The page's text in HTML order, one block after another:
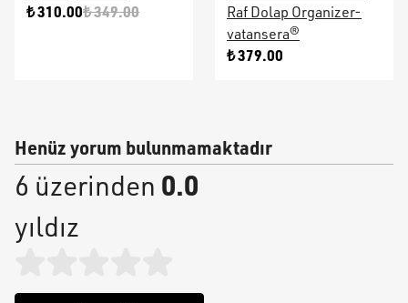
₺ 310.00₺ 349.00
Raf Dolap Organizer-
vatansera®
₺ 379.00
Henüz yorum bulunmamaktadır
6 üzerinden 0.0
yıldız